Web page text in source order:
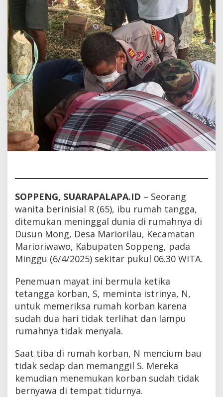
SOPPENG, SUARAPALAPA.ID – Seorang
wanita berinisial R (65), ibu rumah tangga,
ditemukan meninggal dunia di rumahnya di
Dusun Mong, Desa Mariorilau, Kecamatan
Marioriwawo, Kabupaten Soppeng, pada
Minggu (6/4/2025) sekitar pukul 06.30 WITA.
Penemuan mayat ini bermula ketika
tetangga korban, S, meminta istrinya, N,
untuk memeriksa rumah korban karena
sudah dua hari tidak terlihat dan lampu
rumahnya tidak menyala.
Saat tiba di rumah korban, N mencium bau
tidak sedap dan memanggil S. Mereka
kemudian menemukan korban sudah tidak
bernyawa di tempat tidurnya.